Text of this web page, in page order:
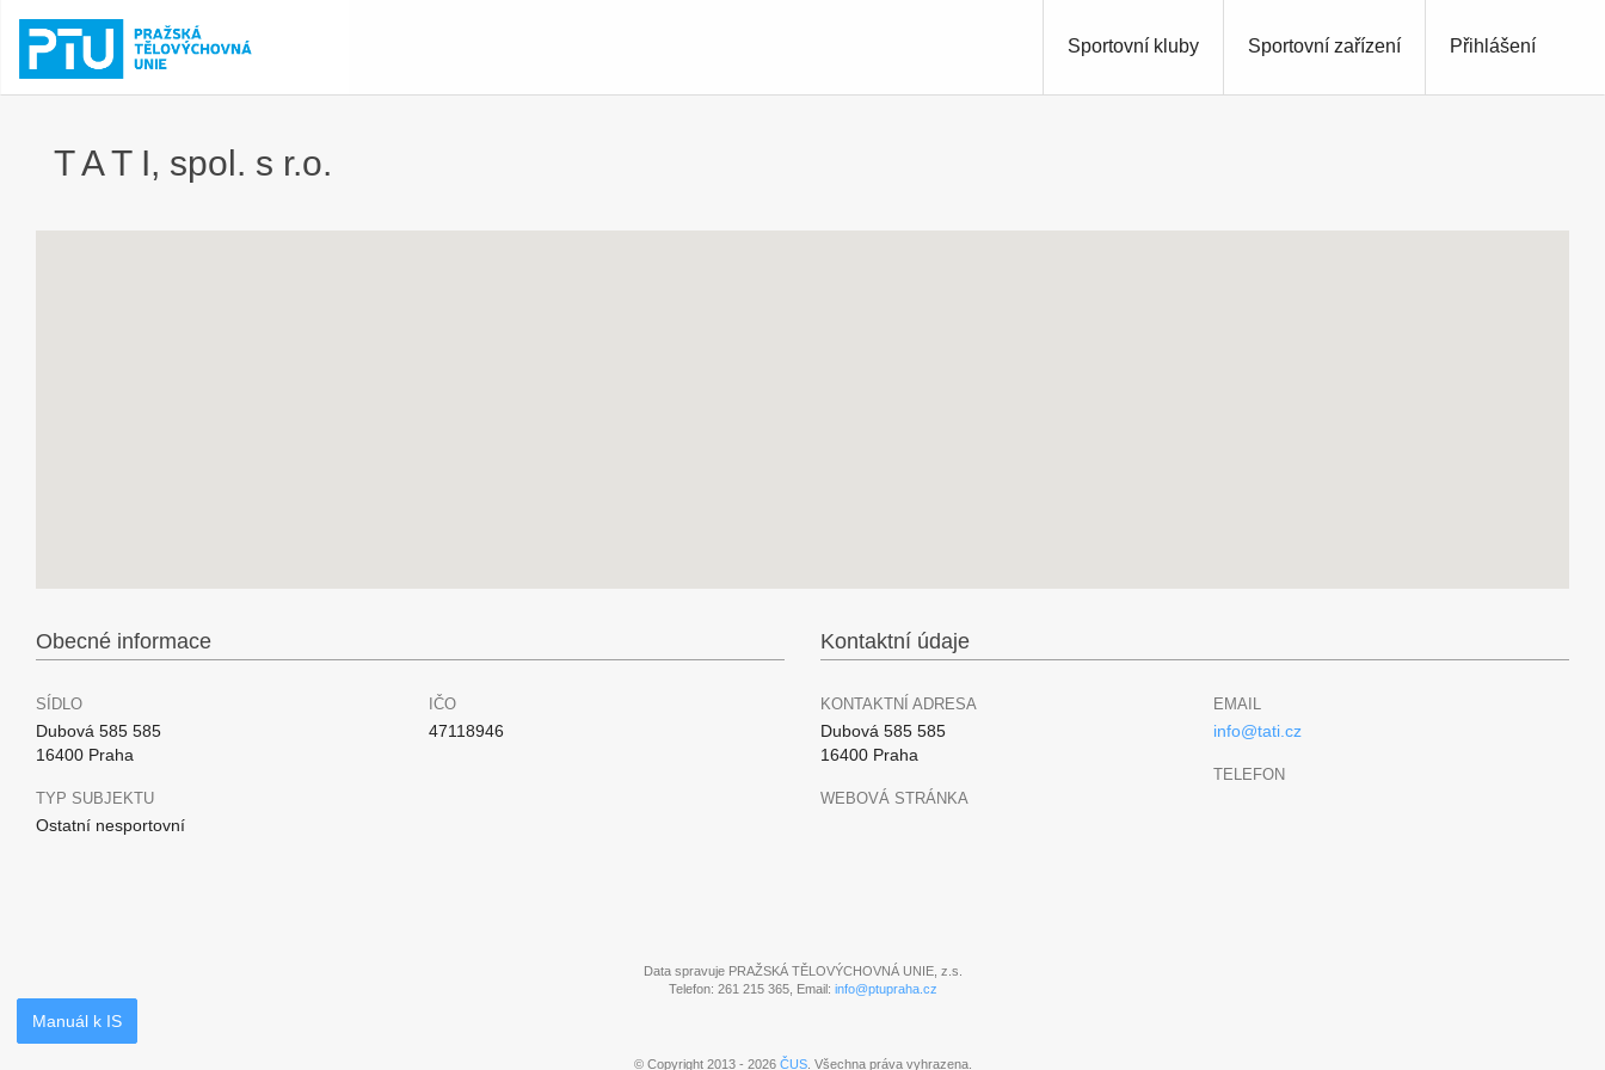
Přihlášení
Sportovní kluby Sportovní zařízení
T A T I, spol. s r.o.
Obecné informace
SÍDLO
Dubová 585 585
16400 Praha
TYP SUBJEKTU
Ostatní nesportovní
IČO
47118946
Kontaktní údaje
KONTAKTNÍ ADRESA
Dubová 585 585
16400 Praha
WEBOVÁ STRÁNKA
EMAIL
info@tati.cz
TELEFON
Data spravuje PRAŽSKÁ TĚLOVÝCHOVNÁ UNIE, z.s.
Telefon: 261 215 365, Email: info@ptupraha.cz
Manuál k IS
© Copyright 2013 - 2026 ČUS. Všechna práva vyhrazena.